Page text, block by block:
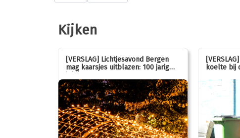
Kijken
[VERSLAG] Lichtjesavond Bergen
mag kaarsjes uitblazen: 100 jarig
koelte bij